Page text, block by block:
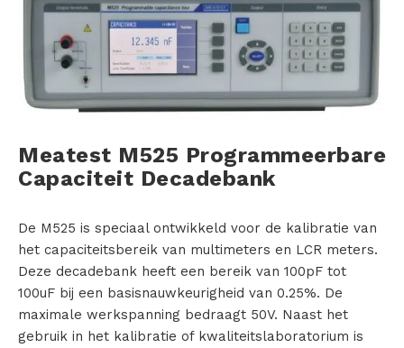
n
g
e
n
P
Meatest M525 Programmeerbare
Capaciteit Decadebank
De M525 is speciaal ontwikkeld voor de kalibratie van
het capaciteitsbereik van multimeters en LCR meters.
Deze decadebank heeft een bereik van 100pF tot
100uF bij een basisnauwkeurigheid van 0.25%. De
maximale werkspanning bedraagt 50V. Naast het
gebruik in het kalibratie of kwaliteitslaboratorium is